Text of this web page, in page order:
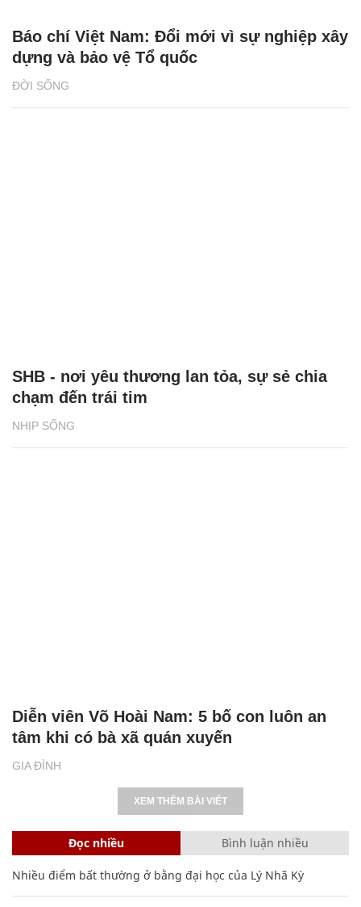
ĐỜI SỐNG
Báo chí Việt Nam: Đổi mới vì sự nghiệp xây
dựng và bảo vệ Tổ quốc
NHỊP SỐNG
SHB - nơi yêu thương lan tỏa, sự sẻ chia
chạm đến trái tim
GIA ĐÌNH
Diễn viên Võ Hoài Nam: 5 bố con luôn an
tâm khi có bà xã quán xuyến
XEM THÊM BÀI VIẾT
Đọc nhiều Bình luận nhiều
Nhiều điểm bất thường ở bằng đại học của Lý Nhã Kỳ